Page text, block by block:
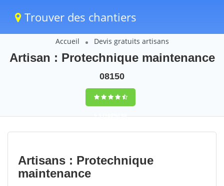
Trouver des chantiers
Accueil Devis gratuits artisans
Artisan : Protechnique maintenance
08150
9,5(100%)56
votes
Artisans : Protechnique
maintenance